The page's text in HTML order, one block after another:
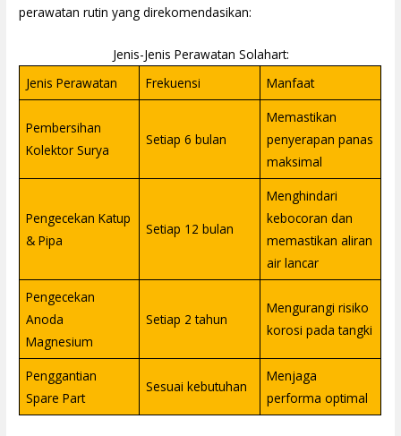
perawatan rutin yang direkomendasikan:
Jenis-Jenis Perawatan Solahart:
Jenis Perawatan
Frekuensi Manfaat
Pembersihan
Kolektor Surya
Setiap 6 bulan
Memastikan
penyerapan panas
maksimal
Pengecekan Katup
& Pipa
Setiap 12 bulan
Menghindari
kebocoran dan
memastikan aliran
air lancar
Pengecekan
Anoda
Magnesium
Setiap 2 tahun
Mengurangi risiko
korosi pada tangki
Penggantian
Spare Part
Sesuai kebutuhan
Menjaga
performa optimal